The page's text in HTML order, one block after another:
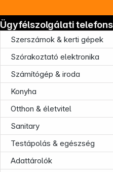
Szerszámok & kerti gépek
Szórakoztató elektronika
Számítógép & iroda
Konyha
Otthon & életvitel
Sanitary
Testápolás & egészség
Adattárolók
Ügyfélszolgálati